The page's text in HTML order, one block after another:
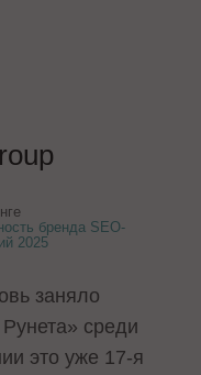
бренда SEO-
2025
заняло
среди
это уже 17-я